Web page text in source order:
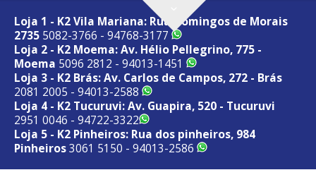
Loja 1 - K2 Vila Mariana: Rua Domingos de Morais
2735 5082-3766 - 94768-3177
Loja 2 - K2 Moema: Av. Hélio Pellegrino, 775 -
Moema 5096 2812 - 94013-1451
Loja 3 - K2 Brás: Av. Carlos de Campos, 272 - Brás
2081 2005 - 94013-2588
Loja 4 - K2 Tucuruvi: Av. Guapira, 520 - Tucuruvi
2951 0046 - 94722-3322
Loja 5 - K2 Pinheiros: Rua dos pinheiros, 984
Pinheiros3061 5150 - 94013-2586